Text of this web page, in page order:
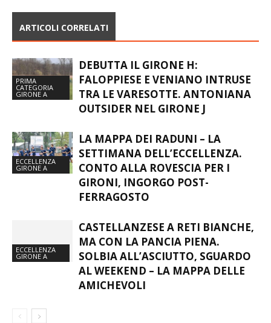
ARTICOLI CORRELATI
PRIMA
CATEGORIA
GIRONE A
DEBUTTA IL GIRONE H:
FALOPPIESE E VENIANO INTRUSE
TRA LE VARESOTTE. ANTONIANA
OUTSIDER NEL GIRONE J
ECCELLENZA
GIRONE A
LA MAPPA DEI RADUNI – LA
SETTIMANA DELL’ECCELLENZA.
CONTO ALLA ROVESCIA PER I
GIRONI, INGORGO POST-
FERRAGOSTO
ECCELLENZA
GIRONE A
CASTELLANZESE A RETI BIANCHE,
MA CON LA PANCIA PIENA.
SOLBIA ALL’ASCIUTTO, SGUARDO
AL WEEKEND – LA MAPPA DELLE
AMICHEVOLI